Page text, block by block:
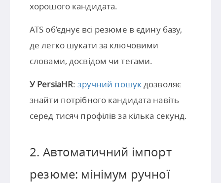
хорошого кандидата.
ATS об’єднує всі резюме в єдину базу,
де легко шукати за ключовими
словами, досвідом чи тегами.
У PersiaHR:зручний пошукдозволяє
знайти потрібного кандидата навіть
серед тисяч профілів за кілька секунд.
2. Автоматичний імпорт
резюме: мінімум ручної